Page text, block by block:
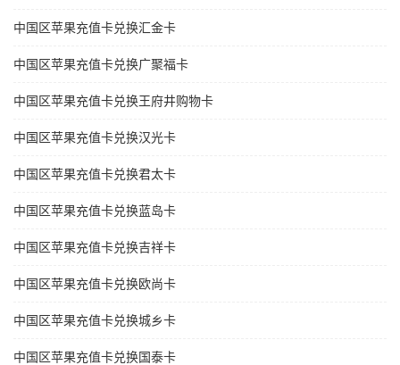
中国区苹果充值卡兑换汇金卡
中国区苹果充值卡兑换广聚福卡
中国区苹果充值卡兑换王府井购物卡
中国区苹果充值卡兑换汉光卡
中国区苹果充值卡兑换君太卡
中国区苹果充值卡兑换蓝岛卡
中国区苹果充值卡兑换吉祥卡
中国区苹果充值卡兑换欧尚卡
中国区苹果充值卡兑换城乡卡
中国区苹果充值卡兑换国泰卡